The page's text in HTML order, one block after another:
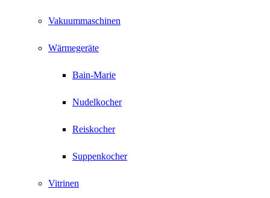
Vakuummaschinen
Wärmegeräte
Bain-Marie
Nudelkocher
Reiskocher
Suppenkocher
Vitrinen